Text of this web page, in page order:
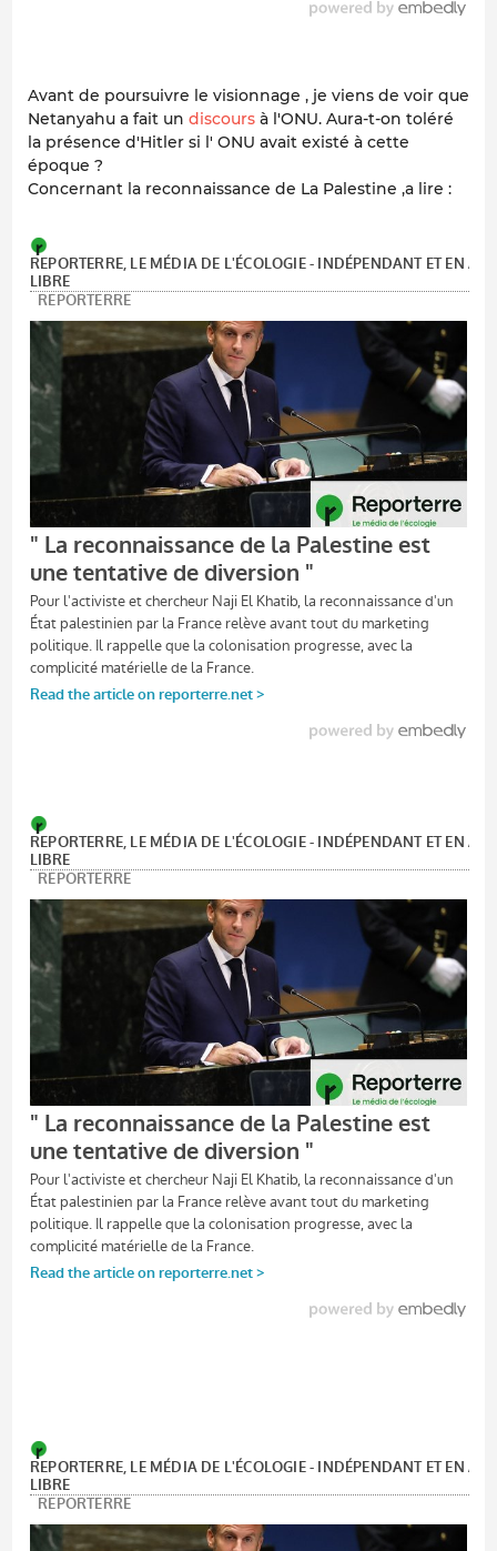
Avant de poursuivre le visionnage , je viens de voir que
Netanyahu a fait un discours à l'ONU. Aura-t-on toléré
la présence d'Hitler si l' ONU avait existé à cette
époque ?
Concernant la reconnaissance de La Palestine ,a lire :